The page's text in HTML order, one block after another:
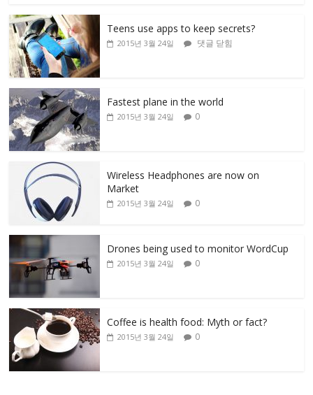
Teens use apps to keep secrets?
2015년 3월 24일 댓글 닫힘
Fastest plane in the world
2015년 3월 24일 0
Wireless Headphones are now on
Market
2015년 3월 24일 0
Drones being used to monitor WordCup
2015년 3월 24일 0
Coffee is health food: Myth or fact?
2015년 3월 24일 0